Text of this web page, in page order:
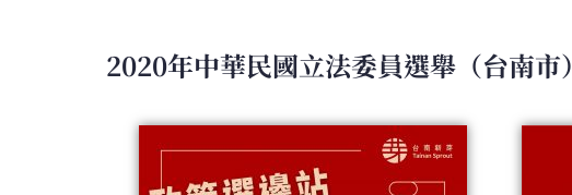
2020年中華民國立法委員選舉（台南市）